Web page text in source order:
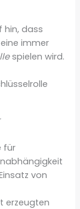
hin, dass
immer
spielen wird.
für
von
erzeugten